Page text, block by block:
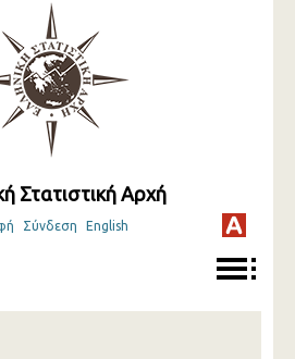
Στατιστική Αρχή
Σύνδεση English